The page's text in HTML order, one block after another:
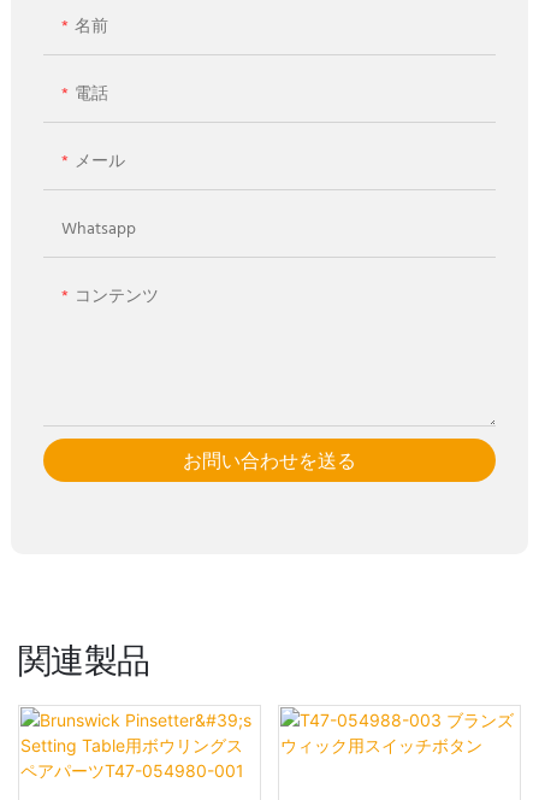
名前
電話
メール
Whatsapp
コンテンツ
お問い合わせを送る
関連製品